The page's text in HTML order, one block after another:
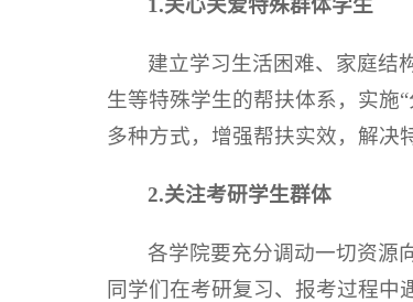
1.关心关爱特殊群体学生
建立学习生活困难、家庭结
生等特殊学生的帮扶体系，实施
多种方式，增强帮扶实效，解决
2.关注考研学生群体
各学院要充分调动一切资源
同学们在考研复习、报考过程中